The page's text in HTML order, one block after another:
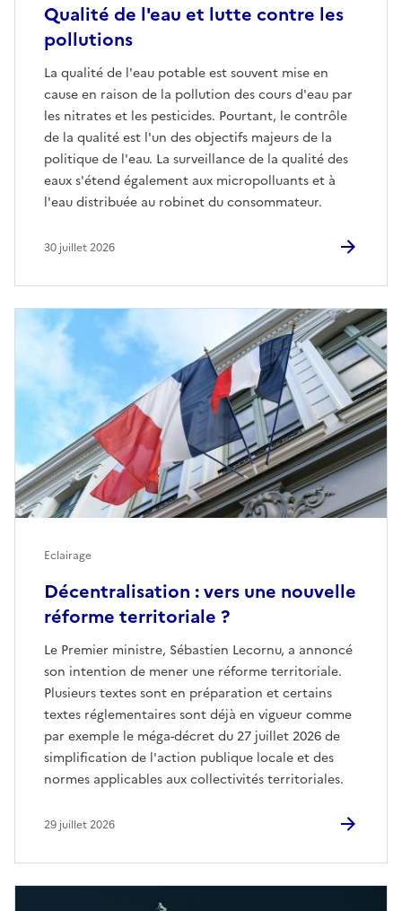
Qualité de l'eau et lutte contre les
pollutions
La qualité de l'eau potable est souvent mise en
cause en raison de la pollution des cours d'eau par
les nitrates et les pesticides. Pourtant, le contrôle
de la qualité est l'un des objectifs majeurs de la
politique de l'eau. La surveillance de la qualité des
eaux s'étend également aux micropolluants et à
l'eau distribuée au robinet du consommateur.
30 juillet 2026
Décentralisation : vers une nouvelle
réforme territoriale ?
Le Premier ministre, Sébastien Lecornu, a annoncé
son intention de mener une réforme territoriale.
Plusieurs textes sont en préparation et certains
textes réglementaires sont déjà en vigueur comme
par exemple le méga-décret du 27 juillet 2026 de
simplification de l'action publique locale et des
normes applicables aux collectivités territoriales.
Eclairage
29 juillet 2026